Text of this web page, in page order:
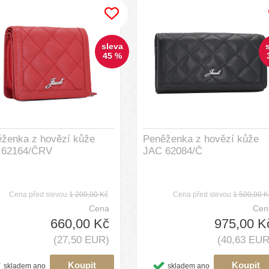
z hovězí kůže
ČRV
Cena před slevou 1 200,00 Kč
Cena
660,00 Kč
(27,50 EUR)
skladem ano
sleva
45 %
Peněženka z hovězí kůže
JAC 62084/Č
Cena před slevou 1 500,00
975,00
(40,63
skladem ano